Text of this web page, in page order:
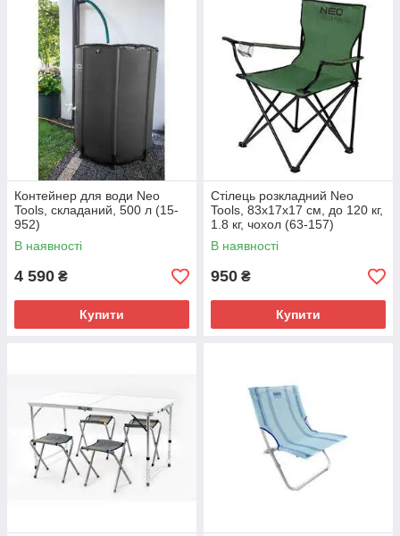
Контейнер для води Neo
Tools, складаний, 500 л (15-
952)
В наявності
4 590 ₴
Купити
Стілець розкладний Neo
Tools, 83x17x17 см, до 120 кг,
1.8 кг, чохол (63-157)
В наявності
950 ₴
Купити